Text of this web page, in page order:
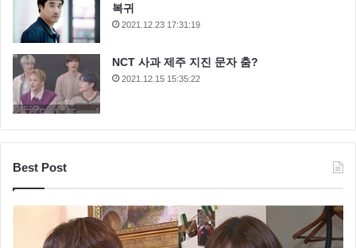
복귀
2021.12.23 17:31:19
NCT 사과 제주 지진 문자 춤?
2021.12.15 15:35:22
Best Post